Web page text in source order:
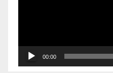
00:00